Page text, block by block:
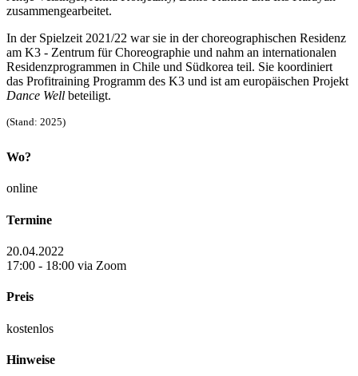
zusammengearbeitet.
In der Spielzeit 2021/22 war sie in der choreographischen Residenz
am K3 - Zentrum für Choreographie und nahm an internationalen
Residenzprogrammen in Chile und Südkorea teil. Sie koordiniert
das Profitraining Programm des K3 und ist am europäischen Projekt
Dance Well beteiligt.
(Stand: 2025)
Wo?
online
Termine
20.04.2022
17:00 - 18:00 via Zoom
Preis
kostenlos
Hinweise